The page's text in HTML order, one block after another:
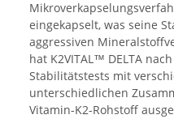
eingekapselt, was seine
aggressiven
hat K2VITAL™ DELTA
Stabilitätstests mit
unterschiedlichen
Vitamin-K2-Rohstoff